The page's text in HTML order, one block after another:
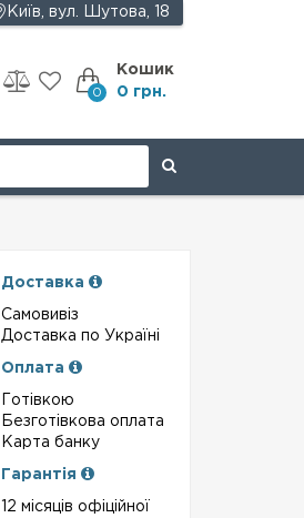
Київ, вул. Шутова, 18
Кошик
0 0 грн.
Доставка
Самовивіз
Доставка по Україні
Оплата
Готівкою
Безготівкова оплата
Карта банку
Гарантія
12 місяців офіційної